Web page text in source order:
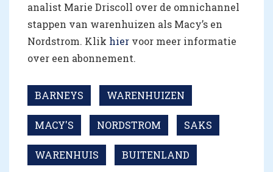
analist Marie Driscoll over de omnichannel
stappen van warenhuizen als Macy’s en
Nordstrom. Klik hier voor meer informatie
over een abonnement.
BARNEYS WARENHUIZEN
MACY'S NORDSTROM SAKS
WARENHUIS BUITENLAND